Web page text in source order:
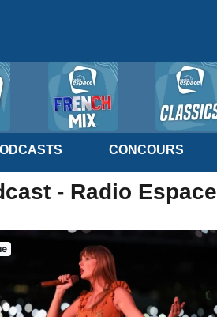
CONCOURS
- Radio Espace